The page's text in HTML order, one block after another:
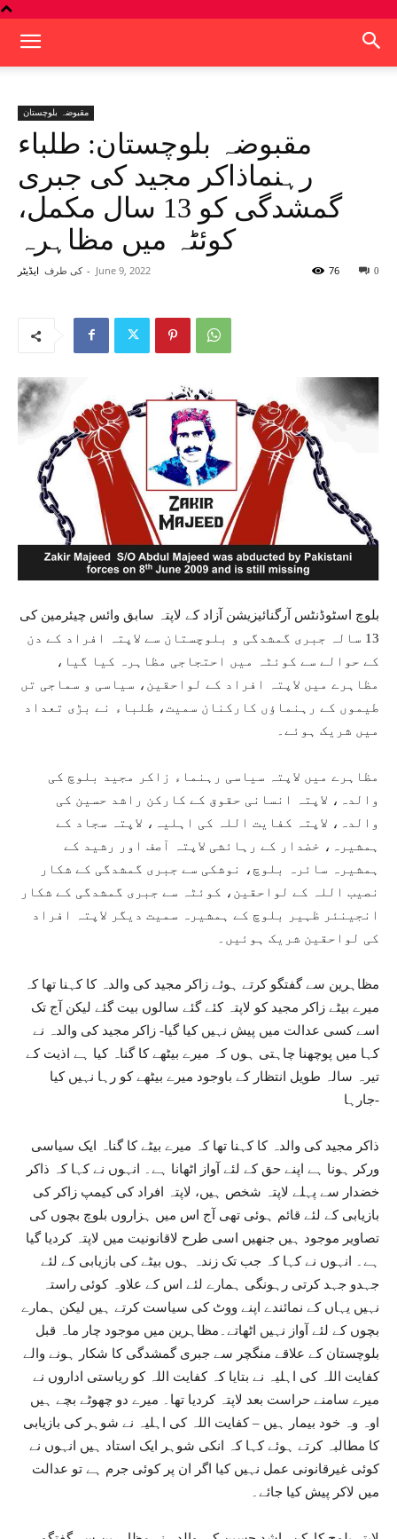
مقبوضہ بلوچستان
مقبوضہ بلوچستان: طلباء
رہنماذاکر مجید کی جبری
گمشدگی کو 13 سال مکمل،
کوئٹہ میں مظاہرہ
کی طرف ایڈیٹر - June 9, 2022 0
76
بلوچ اسٹوڈنٹس آرگنائیزیشن آزاد کے لاپتہ سابق وائس چیئرمین کی
13 سالہ جبری گمشدگی و بلوچستان سے لاپتہ افراد کے دن
کے حوالے سے کوئٹہ میں احتجاجی مظاہرہ کیا گیا،
مظاہرے میں لاپتہ افراد کے لواحقین، سیاسی و سماجی تں
طیموں کے رہنماؤں کارکنان سمیت، طلباء نے بڑی تعداد
میں شریک ہوئے۔
مظاہرے میں لاپتہ سیاسی رہنماء زاکر مجید بلوچ کی
والدہ، لاپتہ انسانی حقوق کے کارکن راشد حسین کی
والدہ، لاپتہ کفایت اللہ کی اہلیہ، لاپتہ سجاد کے
ہمشیرہ، خضدار کے رہائشی لاپتہ آصف اور رشید کے
ہمشیرہ سائرہ بلوچ، نوشکی سے جبری گمشدگی کے شکار
نصیب اللہ کے لواحقین، کوئٹہ سے جبری گمشدگی کے شکار
انجینئر ظہیر بلوچ کے ہمشیرہ سمیت دیگر لاپتہ افراد
کی لواحقین شریک ہوئیں۔
مظاہرین سے گفتگو کرتے ہوئے زاکر مجید کی والدہ کا کہنا تھا کہ
میرے بیٹے زاکر مجید کو لاپتہ کئے گئے سالوں بیت گئے لیکن آج تک
اسے کسی عدالت میں پیش نہیں کیا گیا- زاکر مجید کی والدہ نے
کہا میں پوچھنا چاہتی ہوں کہ میرے بیٹھے کا گناہ کیا ہے اذیت کے
تیرہ سالہ طویل انتظار کے باوجود میرے بیٹھے کو رہا نہیں کیا
جارہا-
ذاکر مجید کی والدہ کا کہنا تھا کہ میرے بیٹے کا گناہ ایک سیاسی
ورکر ہونا ہے اپنے حق کے لئے آواز اٹھانا ہے۔ انہوں نے کہا کہ ذاکر
خضدار سے پہلے لاپتہ شخص ہیں، لاپتہ افراد کی کیمپ زاکر کی
بازیابی کے لئے قائم ہوئی تھی آج اس میں ہزاروں بلوچ بچوں کی
تصاویر موجود ہیں جنھیں اسی طرح لاقانونیت میں لاپتہ کردیا گیا
ہے۔ انہوں نے کہا کہ جب تک زندہ ہوں بیٹے کی بازیابی کے لئے
جہدو جہد کرتی رہونگی ہمارے لئے اس کے علاوہ کوئی راستہ
نہیں یہاں کے نمائندے اپنے ووٹ کی سیاست کرتے ہیں لیکن ہمارے
بچوں کے لئے آواز نہیں اٹھاتے۔مظاہرین میں موجود چار ماہ قبل
بلوچستان کے علاقے منگچر سے جبری گمشدگی کا شکار ہونے والے
کفایت اللہ کی اہلیہ نے بتایا کہ کفایت اللہ کو ریاستی اداروں نے
میرے سامنے حراست بعد لاپتہ کردیا تھا۔ میرے دو چھوٹے بچے ہیں
اوہ وہ خود بیمار ہیں – کفایت اللہ کی اہلیہ نے شوہر کی بازیابی
کا مطالبہ کرتے ہوئے کہا کہ انکی شوہر ایک استاد ہیں انہوں نے
کوئی غیرقانونی عمل نہیں کیا اگر ان پر کوئی جرم ہے تو عدالت
میں لاکر پیش کیا جائے۔